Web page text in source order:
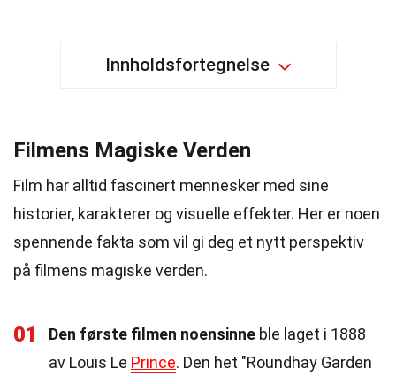
Innholdsfortegnelse
Filmens Magiske Verden
Film har alltid fascinert mennesker med sine
historier, karakterer og visuelle effekter. Her er noen
spennende fakta som vil gi deg et nytt perspektiv
på filmens magiske verden.
01 Den første filmen noensinne ble laget i 1888
av Louis Le Prince. Den het "Roundhay Garden